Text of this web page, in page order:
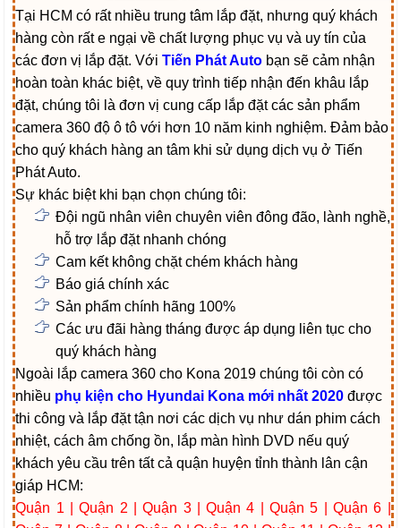
Tại HCM có rất nhiều trung tâm lắp đặt, nhưng quý khách
hàng còn rất e ngại về chất lượng phục vụ và uy tín của
các đơn vị lắp đặt. VớiTiến Phát Auto bạn sẽ cảm nhận
hoàn toàn khác biệt, về quy trình tiếp nhận đến khâu lắp
đặt, chúng tôi là đơn vị cung cấp lắp đặt các sản phẩm
camera 360 độ ô tô với hơn 10 năm kinh nghiệm. Đảm bảo
cho quý khách hàng an tâm khi sử dụng dịch vụ ở Tiến
Phát Auto.
Sự khác biệt khi bạn chọn chúng tôi:
Đội ngũ nhân viên chuyên viên đông đão, lành nghề,
hỗ trợ lắp đặt nhanh chóng
Cam kết không chặt chém khách hàng
Báo giá chính xác
Sản phẩm chính hãng 100%
Các ưu đãi hàng tháng được áp dụng liên tục cho
quý khách hàng
Ngoài lắp camera 360 cho Kona 2019 chúng tôi còn có
nhiều phụ kiện cho Hyundai Kona mới nhất 2020 được
thi công và lắp đặt tận nơi các dịch vụ như dán phim cách
nhiệt, cách âm chống ồn, lắp màn hình DVD nếu quý
khách yêu cầu trên tất cả quận huyện tỉnh thành lân cận
giáp HCM:
Quận 1 | Quận 2 | Quận 3 | Quận 4 | Quận 5 | Quận 6 |